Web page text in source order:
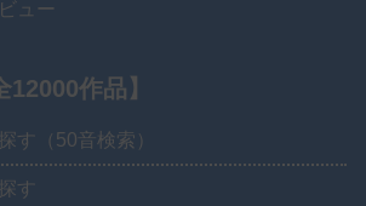
ュー
作品】
す（50音検索）
す